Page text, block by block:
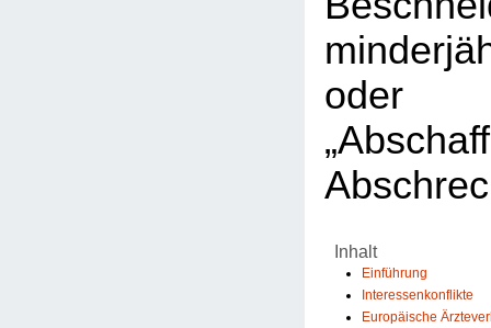
Inhalt
Einführung
Interessenkonflikte
Europäische